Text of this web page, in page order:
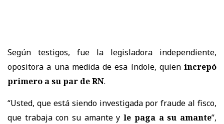
Según testigos, fue la legisladora independiente,
opositora a una medida de esa índole, quien increpó
primero a su par de RN.
“Usted, que está siendo investigada por fraude al fisco,
que trabaja con su amante yle paga a su amante”,